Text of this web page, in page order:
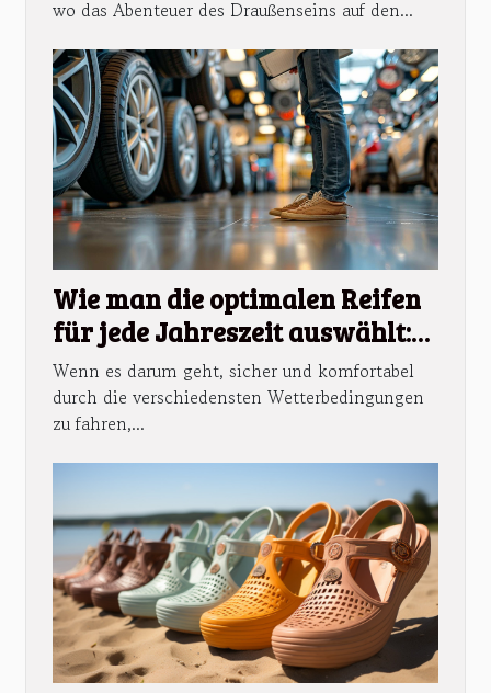
erstklassige Einrichtungen
wo das Abenteuer des Draußenseins auf den...
Wie man die optimalen Reifen
für jede Jahreszeit auswählt:
Ein umfassender Leitfaden
Wenn es darum geht, sicher und komfortabel
durch die verschiedensten Wetterbedingungen
zu fahren,...